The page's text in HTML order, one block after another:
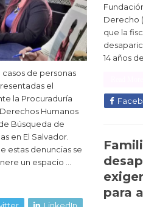
Derecho
que la
14 años
de personas
el
la Procuraduría
Humanos
Búsqueda de
en El Salvador.
estas denuncias se
un espacio …
para